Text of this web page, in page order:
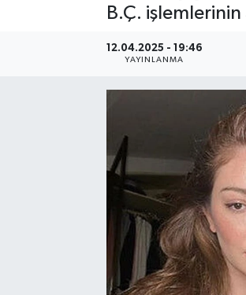
B.Ç.
12.04.2025 - 19:46
YAYINLANMA